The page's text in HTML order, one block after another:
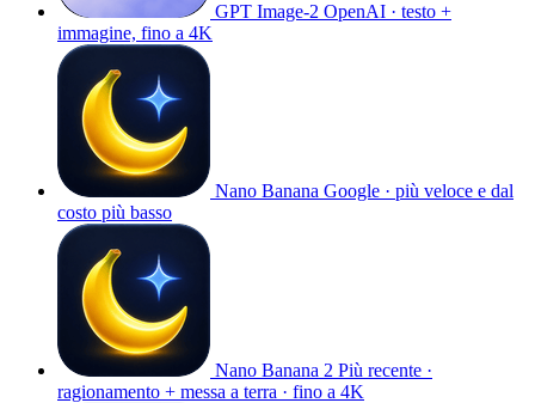
GPT Image-2 OpenAI · testo +
immagine, fino a 4K
Nano Banana Google · più veloce e dal
costo più basso
Nano Banana 2 Più recente ·
ragionamento + messa a terra · fino a 4K